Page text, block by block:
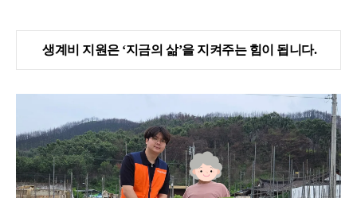
생계비 지원은 ‘지금의 삶’을 지켜주는 힘이 됩니다.